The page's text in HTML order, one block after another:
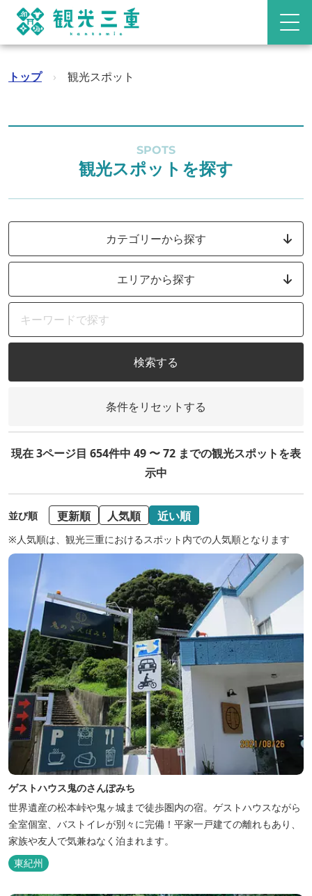
トップ › 観光スポット
SPOTS
観光スポットを探す
カテゴリーから探す
エリアから探す
検索する
条件をリセットする
現在 3ページ目 654件中 49 〜 72 までの観光スポットを表
示中
並び順 更新順 人気順 近い順
※人気順は、観光三重におけるスポット内での人気順となります
ゲストハウス鬼のさんぽみち
世界遺産の松本峠や鬼ヶ城まで徒歩圏内の宿。ゲストハウスながら
全室個室、バストイレが別々に完備！平家一戸建ての離れもあり、
家族や友人で気兼ねなく泊まれます。
東紀州